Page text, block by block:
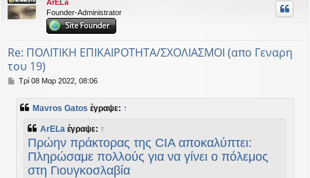
ArELa
Founder-Administrator
Re: ΠΟΛΙΤΙΚΗ ΕΠΙΚΑΙΡΟΤΗΤΑ/ΣΧΟΛΙΑΣΜΟΙ (απο Γεναρη
του 19)
Δ
μ
Τρί 08 Μαρ 2022, 08:06
Mavros Gatos έγραψε: ↑
ArELa έγραψε: ↑
Πρώην πράκτορας της CIA αποκαλύπτει:
Πληρώσαμε πολλούς για να γίνει ο πόλεμος
στη Γιουγκοσλαβία